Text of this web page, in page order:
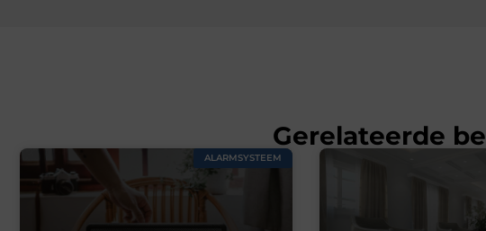
Gerelateerde
ALARMSYSTEEM